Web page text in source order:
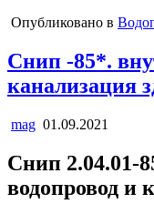
Опубликовано в
Снип -85*.
канализация
mag 01.09.2021
Снип 2.04.01-
водопровод и